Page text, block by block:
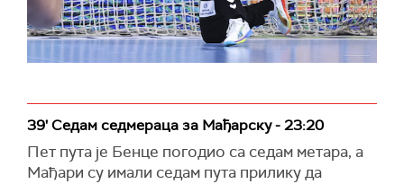
39' Седам седмераца за Мађарску - 23:20
Пет пута је Бенце погодио са седам метара, а
Мађари су имали седам пута прилику да